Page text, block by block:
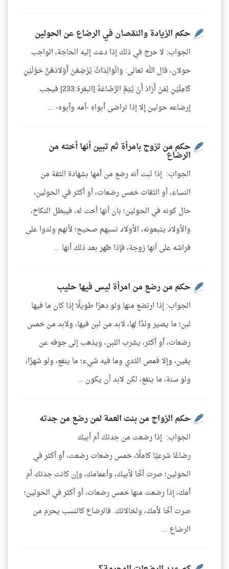
حكم الزيادة والنقصان في الرضاع عن الحولين
الجواب: لا حرج في ذلك إذا دعت إليه الحاجة، الواجب
حولان، قال الله تعالى: وَالْوَالِدَاتُ يُرْضِعْنَ أَوْلادَهُنَّ حَوْلَيْنِ
كَامِلَيْنِ لِمَنْ أَرَادَ أَنْ يُتِمَّ الرَّضَاعَةَ [البقرة:233] فيجب
إرضاعه حولين إلا إذا تراضى أبواه -أمه وأبوه- ...
حكم من تزوج بامرأة ثم تبين أنها أخته من
الرضاع
الجواب: إذا ثبت أنه رضع من أمها بشهادة الثقة من
النساء، أو الثقات خمس رضعات، أو أكثر في الحولين،
حال كونه في الحولين؛ بان أنها أخت له، فيبطل النكاح،
والأولاد يتبعونه، الأولاد نسبهم صحيح؛ لأنهم ولدوا على
فراشه على أنها زوجة، فإذا ظهر بعد ذلك أنها ...
حكم من رضع من امرأة ليس فيها حليب
الجواب: إذا ارتضع منها ولو دهرًا طويلًا إذا كان ما فيها
لبن؛ ما يصير ولدًا لها، لابد من لبن فيها، ولابد من خمس
رضعات، أو أكثر، يشرب اللبن، ويذهب إلى جوفه عن
يقين، وإلا فمص الثدي وما فيه شيء؛ ما ينفع، ولو شهرًا،
ولو سنة، ما ينفع، لكن لابد أن يكون ...
حكم الزواج من بنت العمة لمن رضع من جدته
الجواب: إذا رضعت من جدتك أم أبيك
رضاعًا شرعيًا كاملًا، خمس رضعات رضعت، أو أكثر في
الحولين؛ صرت أخًا لأبيك، وأعمامك، وإن كانت جدتك أم
أمك، إذا رضعت منها خمس رضعات، أو أكثر في الحولين؛
صرت أخًا لأمك، ولخالاتك. فالرضاع كالنسب يحرم من
الرضاع ...